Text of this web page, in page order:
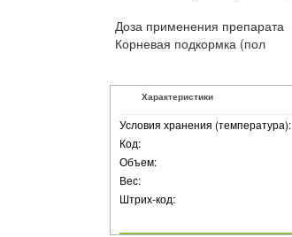
Доза применения препарата
Корневая подкормка (пол
Характеристики
Условия хранения (температура):
Код:
Объем:
Вес:
Штрих-код: